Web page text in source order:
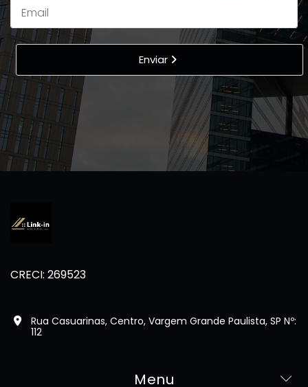
Enviar
CRECI: 269523
Rua Casuarinas, Centro, Vargem Grande Paulista, SP Nº:
112
Menu